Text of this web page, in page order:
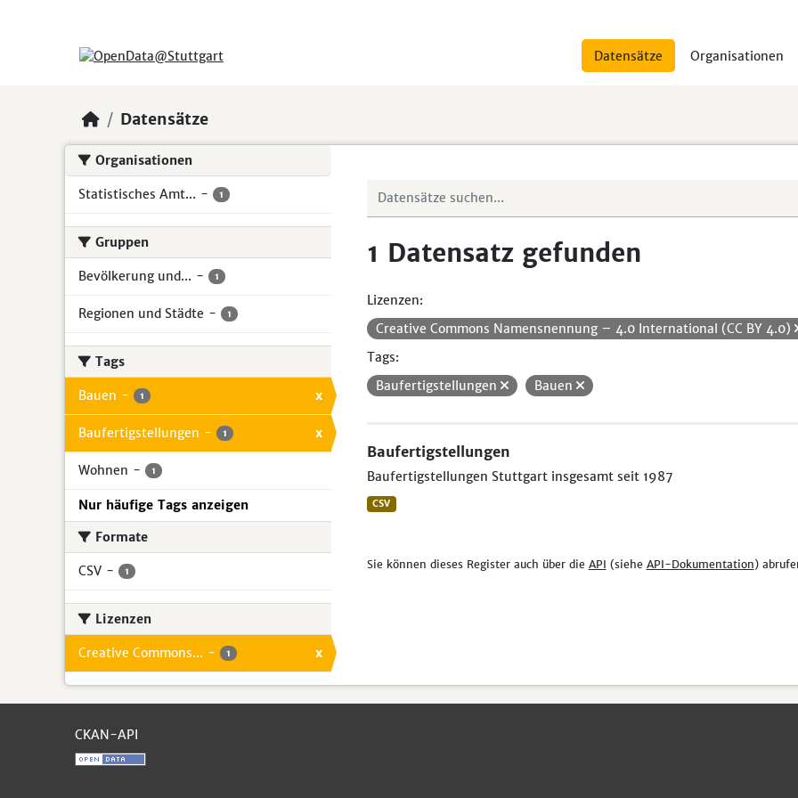
Datensätze Organisationen
Datensätze
Organisationen
Statistisches Amt... - 1
Gruppen
Bevölkerung und... - 1
Regionen und Städte - 1
Tags
Bauen - 1 x
Baufertigstellungen - 1 x
Wohnen - 1
Nur häufige Tags anzeigen
Formate
CSV - 1
Lizenzen
Creative Commons... - 1 x
1 Datensatz gefunden
Lizenzen:
Creative Commons Namensnennung – 4.0 International (CC BY 4.0)
Tags:
Baufertigstellungen
Bauen
Baufertigstellungen
Baufertigstellungen Stuttgart insgesamt seit 1987
CSV
Sie können dieses Register auch über die API (siehe API-Dokumentation)
CKAN-API